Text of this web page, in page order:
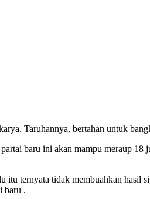
Taruhannya, bertahan untuk
baru ini akan mampu meraup
ternyata tidak membuahkan
baru .